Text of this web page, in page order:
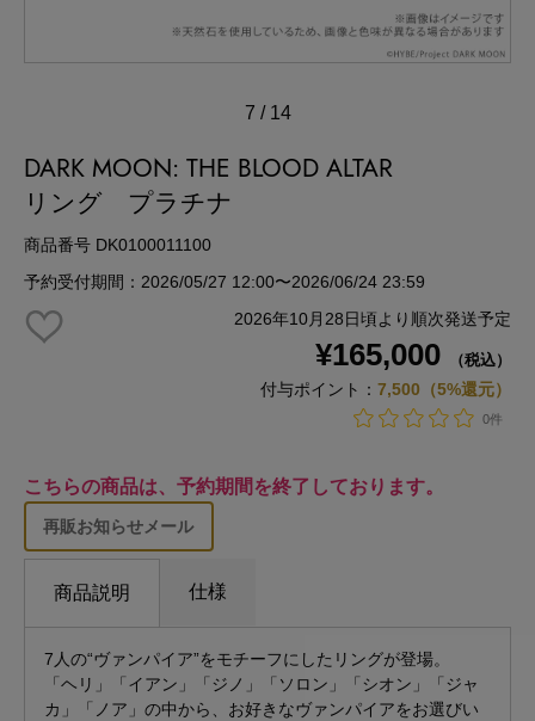
7 / 14
DARK MOON: THE BLOOD ALTAR
リング プラチナ
商品番号 DK0100011100
予約受付期間：2026/05/27 12:00〜2026/06/24 23:59
2026年10月28日頃より順次発送予定
¥165,000 （税込）
付与ポイント： 7,500（5%還元）
0件
こちらの商品は、予約期間を終了しております。
再販お知らせメール
商品説明 仕様
7人の“ヴァンパイア”をモチーフにしたリングが登場。
「ヘリ」「イアン」「ジノ」「ソロン」「シオン」「ジャ
カ」「ノア」の中から、お好きなヴァンパイアをお選びい